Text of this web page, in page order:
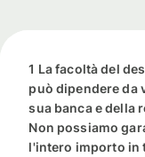
1 La facoltà del
può dipendere da
sua banca e della
Non possiamo
l'intero importo in